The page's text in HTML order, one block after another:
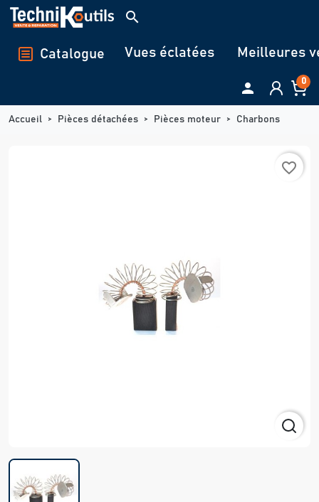
Panneau de gestion des cookies
search
Catalogue Vues éclatées Meilleures
 0
Accueil Pièces détachées Pièces moteur Charbons
favorite_border